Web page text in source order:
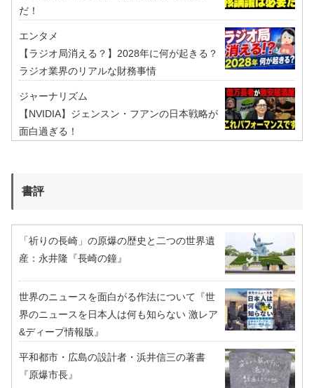
だ！
エンタメ
【ラジオ局消える？】2028年に何が起きる？
ラジオ業界のリアルな財務事情
ジャーナリズム
【NVIDIA】ジェンスン・フアンの日本戦略が
面白過ぎる！
書評
「祈りの長崎」の原爆の歴史と二つの世界遺
産：永井隆『長崎の鐘』
世界のニュースを面白がる作法について『世
界のニュースを日本人は何も知らない 激レア
&ディープ情報版』
平和都市・広島の設計者・浜井信三の著書
『原爆市長』